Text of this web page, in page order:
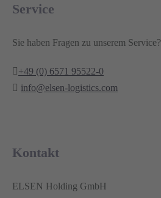
Service
Sie haben Fragen zu unserem Service?
+49 (0) 6571 95522-0
info@elsen-logistics.com
Kontakt
ELSEN Holding GmbH